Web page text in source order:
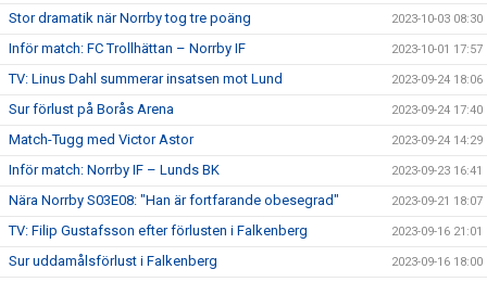
Stor dramatik när Norrby tog tre poäng 2023-10-03 08:30
Inför match: FC Trollhättan – Norrby IF 2023-10-01 17:57
TV: Linus Dahl summerar insatsen mot Lund 2023-09-24 18:06
Sur förlust på Borås Arena 2023-09-24 17:40
Match-Tugg med Victor Astor 2023-09-24 14:29
Inför match: Norrby IF – Lunds BK 2023-09-23 16:41
Nära Norrby S03E08: "Han är fortfarande obesegrad" 2023-09-21 18:07
TV: Filip Gustafsson efter förlusten i Falkenberg 2023-09-16 21:01
Sur uddamålsförlust i Falkenberg 2023-09-16 18:00